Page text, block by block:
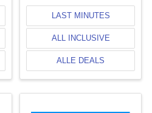
LAST MINUTES
ALL INCLUSIVE
ALLE DEALS